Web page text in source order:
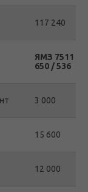
117 240
ЯМЗ 7511 /
650 / 536
3 000
15 600
12 000